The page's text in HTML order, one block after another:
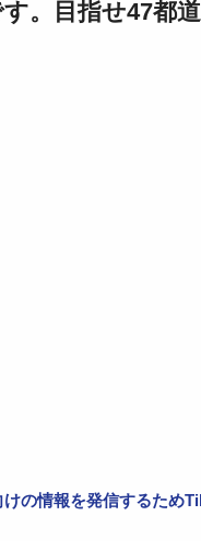
す。目指せ47都
の情報を発信するため